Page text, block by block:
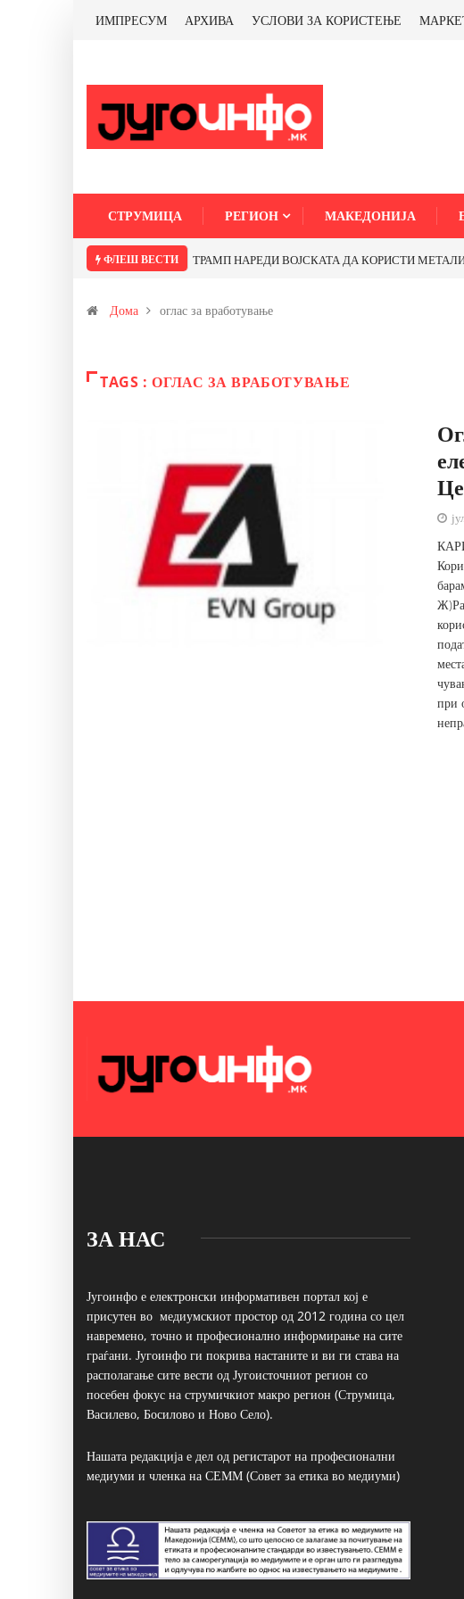
ИМПРЕСУМ АРХИВА УСЛОВИ ЗА КОРИСТЕЊЕ
СТРУМИЦА РЕГИОН МАКЕДОНИЈА
ФЛЕШ ВЕСТИ ТРАМП НАРЕДИ ВОЈСКАТА ДА КОРИСТИ МЕТАЛИ
Дома оглас за вработување
TAGS : ОГЛАС ЗА ВРАБОТУВАЊЕ
при
ЗА НАС
Југоинфо е електронски информативен портал кој е
присутен во медиумскиот простор од 2012 година со цел
навремено, точно и професионално информирање на сите
граѓани. Југоинфо ги покрива настаните и ви ги става на
располагање сите вести од Југоисточниот регион со
посебен фокус на струмичкиот макро регион (Струмица,
Василево, Босилово и Ново Село).
Нашата редакција е дел од регистарот на професионални
медиуми и членка на СЕММ (Совет за етика во медиуми)